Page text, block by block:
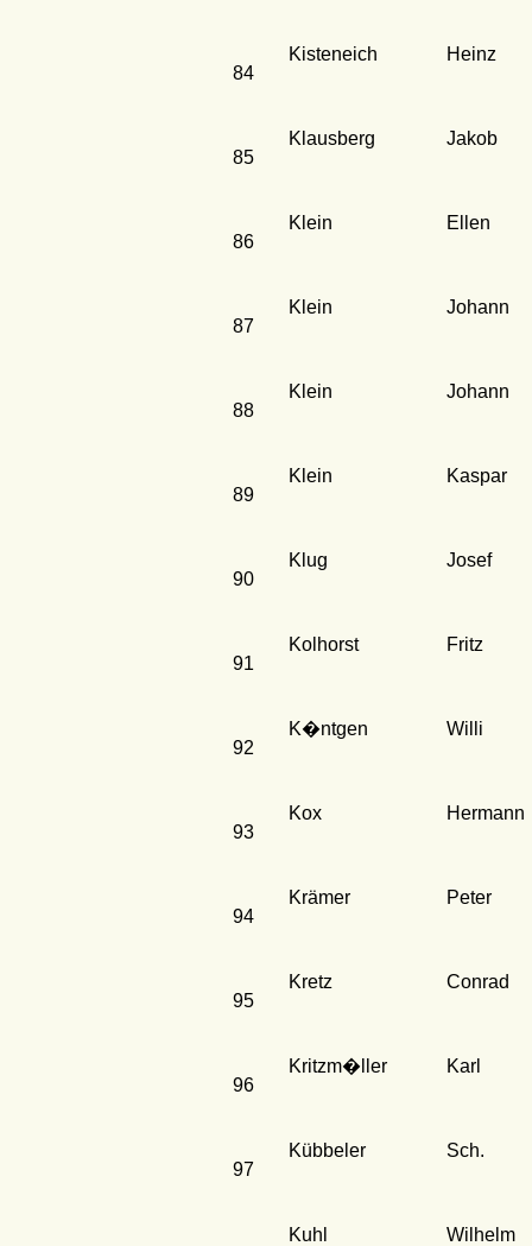
84
Kisteneich Heinz
85
Klausberg Jakob
86
Klein Ellen
87
Klein Johann
88
Klein Johann
89
Klein Kaspar
90
Klug Josef
91
Kolhorst Fritz
92
K�ntgen Willi
93
Kox Hermann
94
Krämer Peter
95
Kretz Conrad
96
Kritzm�ller Karl
97
Kübbeler Sch.
Kuhl Wilhelm